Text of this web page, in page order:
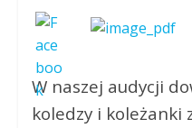
W naszej audycji
koledzy i koleżanki